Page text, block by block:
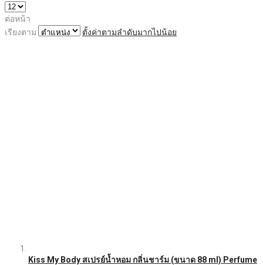
ต่อหน้า
เรียงตาม
ตั้งค่าตามลำดับมากไปน้อย
Kiss My Body สเปรย์น้ำหอม กลิ่นชาร์ม (ขนาด 88 ml) Perfume